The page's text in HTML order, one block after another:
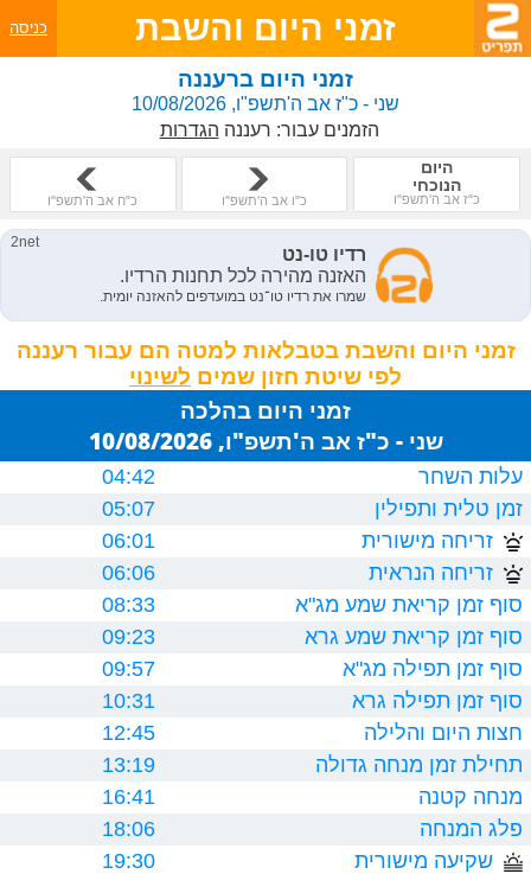
זמני היום והשבת כניסה
זמני היום ברעננה
שני - כ"ז אב ה'תשפ"ו, 10/08/2026
הזמנים עבור: רעננה הגדרות
היום
הנוכחי
כ"ז אב ה'תשפ"ו כ"ו אב ה'תשפ"ו כ"ח אב ה'תשפ"ו
זמני היום והשבת בטבלאות למטה הם עבור רעננה
לפי שיטת חזון שמים
זמני היום בהלכה
שני - כ"ז אב ה'תשפ"ו, 10/08/2026
עלות השחר
04:42
זמן טלית ותפילין
05:07
זריחה מישורית
06:01
זריחה הנראית
06:06
סוף זמן קריאת שמע מג"א
08:33
סוף זמן קריאת שמע גרא
09:23
סוף זמן תפילה מג"א
09:57
סוף זמן תפילה גרא
10:31
חצות היום והלילה
12:45
תחילת זמן מנחה גדולה
13:19
מנחה קטנה
16:41
פלג המנחה
18:06
שקיעה מישורית
19:30